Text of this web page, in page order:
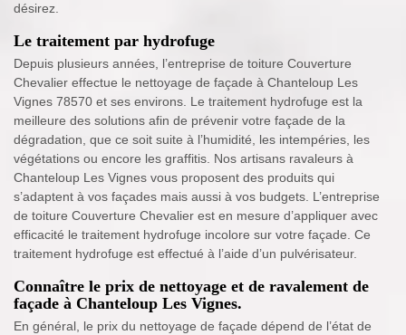
désirez.
Le traitement par hydrofuge
Depuis plusieurs années, l’entreprise de toiture Couverture
Chevalier effectue le nettoyage de façade à Chanteloup Les
Vignes 78570 et ses environs. Le traitement hydrofuge est la
meilleure des solutions afin de prévenir votre façade de la
dégradation, que ce soit suite à l’humidité, les intempéries, les
végétations ou encore les graffitis. Nos artisans ravaleurs à
Chanteloup Les Vignes vous proposent des produits qui
s’adaptent à vos façades mais aussi à vos budgets. L’entreprise
de toiture Couverture Chevalier est en mesure d’appliquer avec
efficacité le traitement hydrofuge incolore sur votre façade. Ce
traitement hydrofuge est effectué à l’aide d’un pulvérisateur.
Connaître le prix de nettoyage et de ravalement de
façade à Chanteloup Les Vignes.
En général, le prix du nettoyage de façade dépend de l’état de